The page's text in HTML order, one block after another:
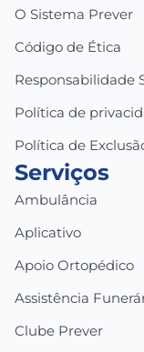
O Sistema Prever
Código de Ética
Responsabilidade
Política de
Política de
Serviços
Ambulância
Aplicativo
Apoio Ortopédico
Assistência
Clube Prever